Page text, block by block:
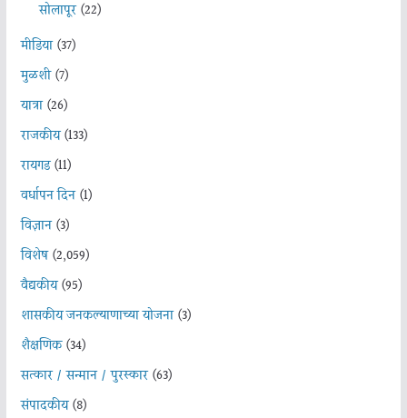
सोलापूर(22)
मीडिया(37)
मुळशी(7)
यात्रा(26)
राजकीय(133)
रायगड(11)
वर्धापन दिन(1)
विज्ञान(3)
विशेष(2,059)
वैद्यकीय(95)
शासकीय जनकल्याणाच्या योजना(3)
शैक्षणिक(34)
सत्कार / सन्मान / पुरस्कार(63)
संपादकीय(8)